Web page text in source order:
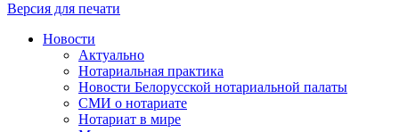
Версия для печати
Новости
Актуально
Нотариальная практика
Новости Белорусской нотариальной палаты
СМИ о нотариате
Нотариат в мире